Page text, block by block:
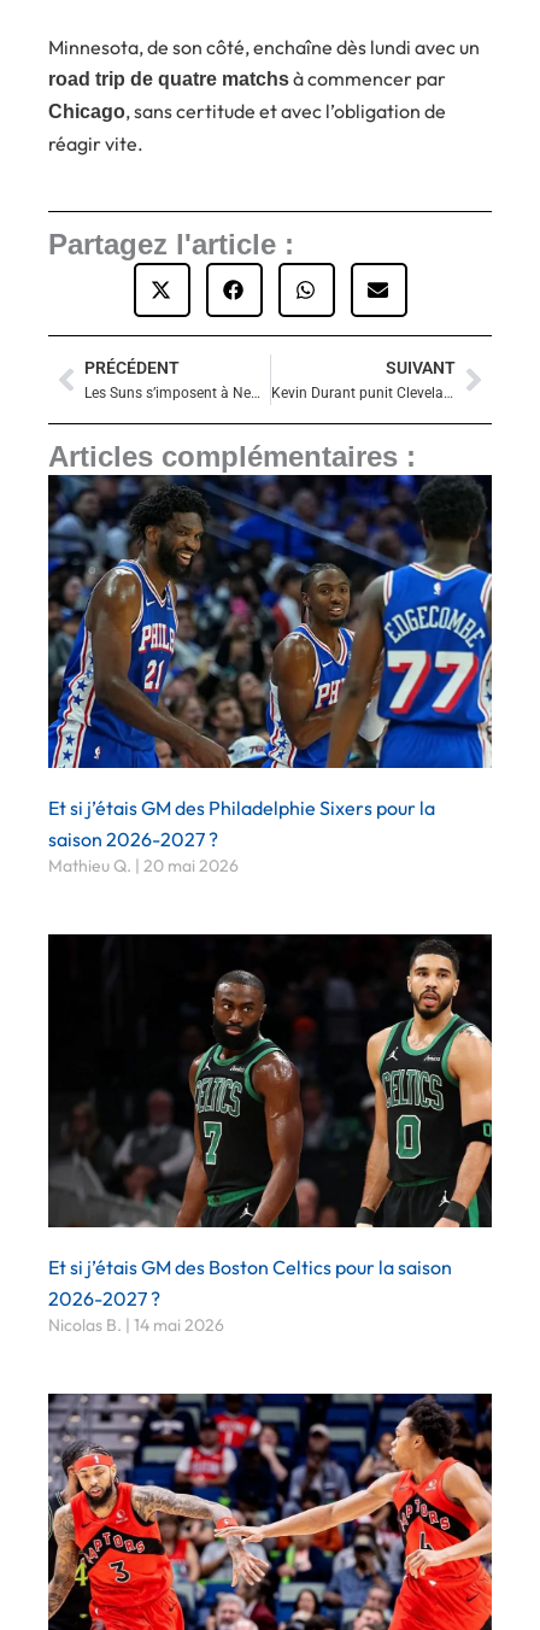
Minnesota, de son côté, enchaîne dès lundi avec un
road trip de quatre matchsà commencer par
Chicago, sans certitude et avec l’obligation de
réagir vite.
Partagez l'article :
Précédent
PRÉCÉDENT
Les Suns s’imposent à New Orleans dans un match électrique marqué par une bagarre
SUIVANT
Kevin Durant punit Cleveland, les Cavaliers sombrent à Houston
Articles complémentaires :
Et si j’étais GM des Philadelphie Sixers pour la
saison 2026-2027 ?
Mathieu Q. 20 mai 2026
Et si j’étais GM des Boston Celtics pour la saison
2026-2027 ?
Nicolas B. 14 mai 2026